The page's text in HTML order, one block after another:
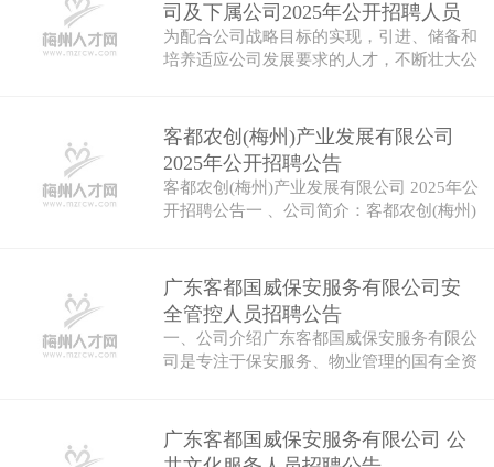
司及下属公司2025年公开招聘人员
公告
为配合公司战略目标的实现，引进、储备和
培养适应公司发展要求的人才，不断壮大公
客都农创(梅州)产业发展有限公司
2025年公开招聘公告
客都农创(梅州)产业发展有限公司 2025年公
开招聘公告一 、公司简介：客都农创(梅州)
广东客都国威保安服务有限公司安
全管控人员招聘公告
一、公司介绍广东客都国威保安服务有限公
司是专注于保安服务、物业管理的国有全资
广东客都国威保安服务有限公司 公